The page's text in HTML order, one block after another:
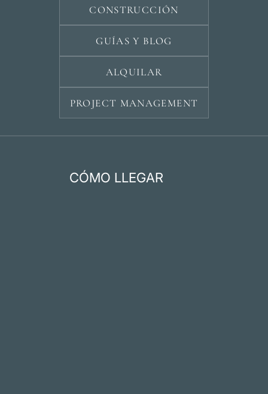
CONSTRUCCIÓN
GUÍAS Y BLOG
ALQUILAR
PROJECT MANAGEMENT
CÓMO LLEGAR